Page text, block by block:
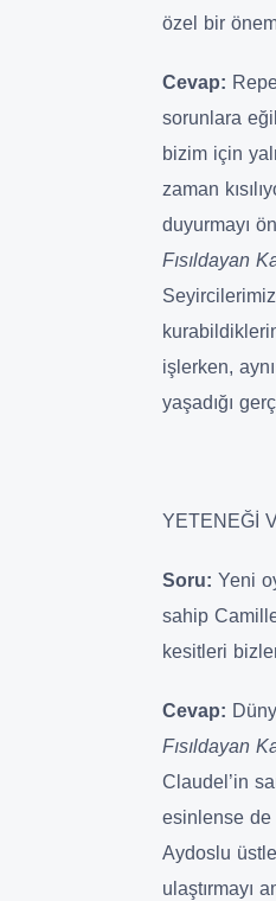
özel bir
Cevap:
sorunlara
bizim için
zaman
duyurmayı
Fısıldayan
işlerken,
yaşadığı
YETENEĞİ
Soru: Yeni
sahip
kesitleri
Cevap:
Fısıldayan
Claudel’in
esinlense de
Aydoslu
ulaştırmayı